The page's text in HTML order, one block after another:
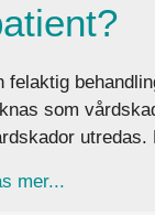
felaktig
som
utredas.
mer...